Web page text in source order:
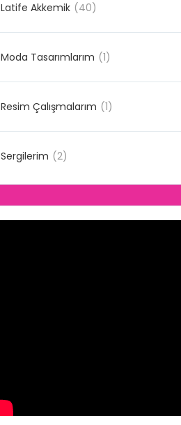
Latife Akkemik (40)
Moda Tasarımlarım (1)
Resim Çalışmalarım (1)
Sergilerim (2)